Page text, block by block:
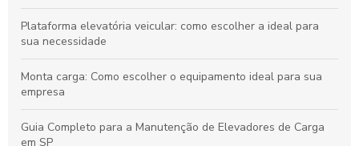
Plataforma elevatória veicular: como escolher a ideal para
sua necessidade
Monta carga: Como escolher o equipamento ideal para sua
empresa
Guia Completo para a Manutenção de Elevadores de Carga
em SP